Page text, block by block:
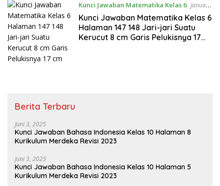
Kunci Jawaban Matematika Kelas 6 Januari
27, 2023
Kunci Jawaban Matematika Kelas 6
Halaman 147 148 Jari-jari Suatu
Kerucut 8 cm Garis Pelukisnya 17
Berita Terbaru
Juni 3, 2025
Kunci Jawaban Bahasa Indonesia Kelas 10 Halaman 8
Kurikulum Merdeka Revisi 2023
Juni 3, 2025
Kunci Jawaban Bahasa Indonesia Kelas 10 Halaman 5
Kurikulum Merdeka Revisi 2023